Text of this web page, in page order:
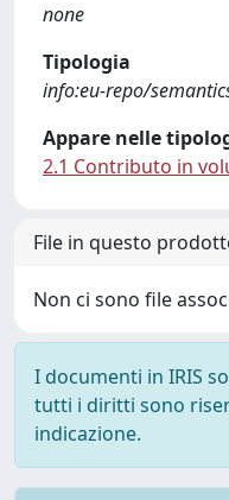
none
Tipologia
info:eu-repo/
Appare nelle
2.1 Contributo in
File in questo
Non ci sono file
I documenti in IRIS
tutti i diritti sono
indicazione.